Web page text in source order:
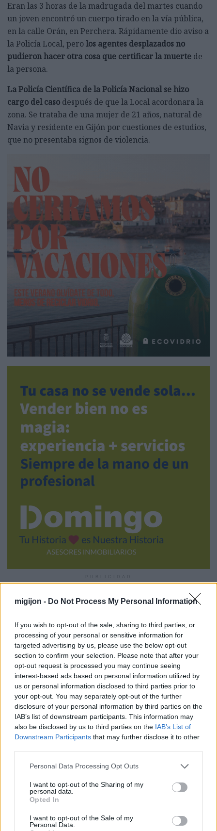
migijon - Do Not Process My Personal Information
If you wish to opt-out of the sale, sharing to third parties, or
processing of your personal or sensitive information for
targeted advertising by us, please use the below opt-out
section to confirm your selection. Please note that after your
opt-out request is processed you may continue seeing
interest-based ads based on personal information utilized by
us or personal information disclosed to third parties prior to
your opt-out. You may separately opt-out of the further
disclosure of your personal information by third parties on the
IAB’s list of downstream participants. This information may
also be disclosed by us to third parties on the IAB’s List of
Downstream Participants that may further disclose it to other
Personal Data Processing Opt Outs
I want to opt-out of the Sharing of my
personal data.
Opted In
I want to opt-out of the Sale of my
Personal Data.
Eran las 3 horas de la madrugada del martes cuando
un joven encontró un cuerpo tirado en la vía pública,
en la calle Orán, en Perchera. Rápidamente dio aviso a
la Policía Local, perolos agentes desplazados no
pudieron hacer otra cosa que certificar la muerte de
la persona.
La Policía Científica de la Policía Nacional se hizo
cargo del caso después de que la Local acordonara la
zona. Se trataba de una mujer de 21 años, natural de
Navia y residente en Gijón por cuestiones de estudios,
que no presentaba signos de violencia.
antes, pero mejor!